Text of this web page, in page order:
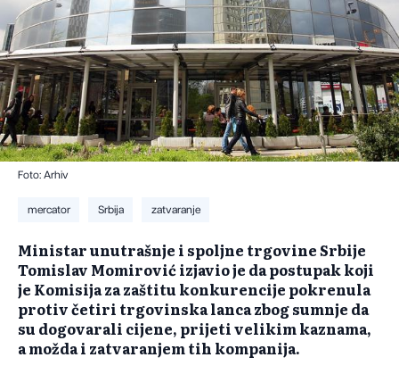
Foto: Arhiv
mercator Srbija zatvaranje
Ministar unutrašnje i spoljne trgovine Srbije
Tomislav Momirović izjavio je da postupak koji
je Komisija za zaštitu konkurencije pokrenula
protiv četiri trgovinska lanca zbog sumnje da
su dogovarali cijene, prijeti velikim kaznama,
a možda i zatvaranjem tih kompanija.